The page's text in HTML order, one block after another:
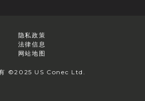
有 ©2025 US Conec Ltd.
隐私政策
法律信息
网站地图